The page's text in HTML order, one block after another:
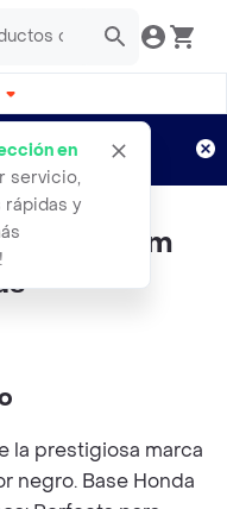
en
servicio,
rápidas y
Aplican TyC
30 Cm
la prestigiosa marca
negro. Base Honda